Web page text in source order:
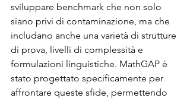
sviluppare benchmark che non solo
siano privi di contaminazione, ma che
includano anche una varietà di strutture
di prova, livelli di complessità e
formulazioni linguistiche. MathGAP è
stato progettato specificamente per
affrontare queste sfide, permettendo